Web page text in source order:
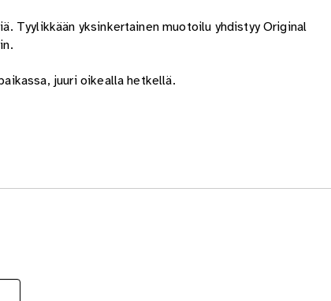
Tyylikkään yksinkertainen muotoilu yhdistyy Original
juuri oikealla hetkellä.